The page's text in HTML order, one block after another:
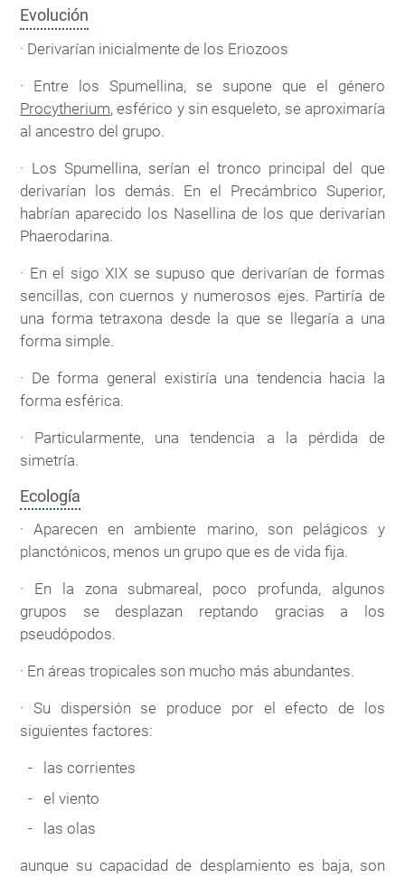
Evolución
· Derivarían inicialmente de los Eriozoos
· Entre los Spumellina, se supone que el género
Procytherium, esférico y sin esqueleto, se aproximaría
al ancestro del grupo.
· Los Spumellina, serían el tronco principal del que
derivarían los demás. En el Precámbrico Superior,
habrían aparecido los Nasellina de los que derivarían
Phaerodarina.
· En el sigo XIX se supuso que derivarían de formas
sencillas, con cuernos y numerosos ejes. Partiría de
una forma tetraxona desde la que se llegaría a una
forma simple.
· De forma general existiría una tendencia hacia la
forma esférica.
· Particularmente, una tendencia a la pérdida de
simetría.
Ecología
· Aparecen en ambiente marino, son pelágicos y
planctónicos, menos un grupo que es de vida fija.
· En la zona submareal, poco profunda, algunos
grupos se desplazan reptando gracias a los
pseudópodos.
· En áreas tropicales son mucho más abundantes.
· Su dispersión se produce por el efecto de los
siguientes factores:
las corrientes
el viento
las olas
aunque su capacidad de desplamiento es baja, son